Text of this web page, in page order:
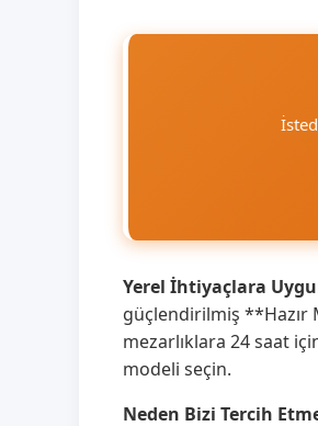
Yerel İhtiyaçlara
güçlendirilmiş **Hazır
mezarlıklara 24 saat
modeli seçin.
Neden Bizi Tercih